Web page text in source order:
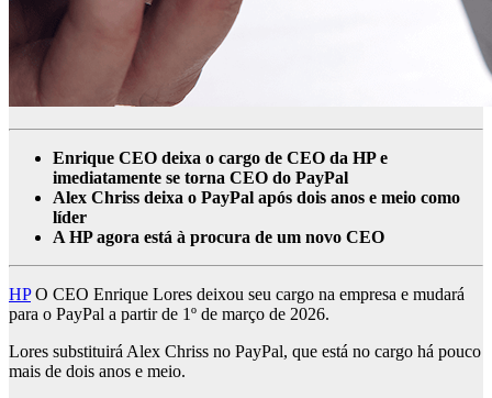
Enrique CEO deixa o cargo de CEO da HP e
imediatamente se torna CEO do PayPal
Alex Chriss deixa o PayPal após dois anos e meio como
líder
A HP agora está à procura de um novo CEO
HPO CEO Enrique Lores deixou seu cargo na empresa e mudará
para o PayPal a partir de 1º de março de 2026.
Lores substituirá Alex Chriss no PayPal, que está no cargo há pouco
mais de dois anos e meio.